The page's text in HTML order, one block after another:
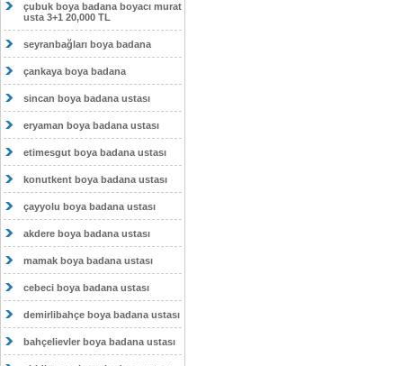
çubuk boya badana boyacı murat
usta 3+1 20,000 TL
seyranbağları boya badana
çankaya boya badana
sincan boya badana ustası
eryaman boya badana ustası
etimesgut boya badana ustası
konutkent boya badana ustası
çayyolu boya badana ustası
akdere boya badana ustası
mamak boya badana ustası
cebeci boya badana ustası
demirlibahçe boya badana ustası
bahçelievler boya badana ustası